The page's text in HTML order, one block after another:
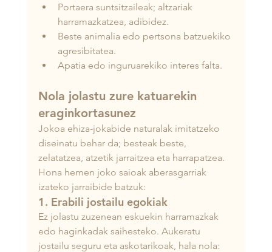
Portaera suntsitzaileak; altzariak
harramazkatzea, adibidez.
Beste animalia edo pertsona batzuekiko
agresibitatea.
Apatia edo inguruarekiko interes falta.
Nola jolastu zure katuarekin
eraginkortasunez
Jokoa ehiza-jokabide naturalak imitatzeko
diseinatu behar da; besteak beste,
zelatatzea, atzetik jarraitzea eta harrapatzea.
Hona hemen joko saioak aberasgarriak
izateko jarraibide batzuk:
1. Erabili jostailu egokiak
Ez jolastu zuzenean eskuekin harramazkak
edo haginkadak saihesteko. Aukeratu
jostailu seguru eta askotarikoak, hala nola: